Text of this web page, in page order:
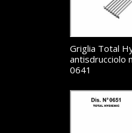
Griglia Total
antisdrucciolo
0641